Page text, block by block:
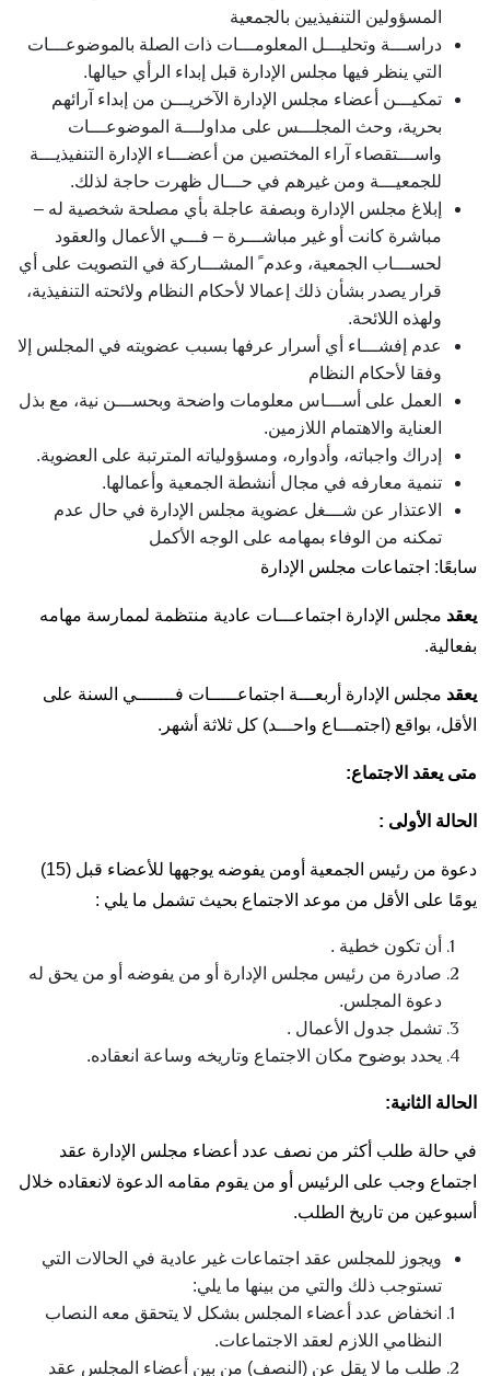
المسؤولين التنفيذيين بالجمعية
دراســـة وتحليـــل المعلومـــات ذات الصلة بالموضوعـــات
التي ينظر فيها مجلس الإدارة قبل إبداء الرأي حيالها.
تمكيـــن أعضاء مجلس الإدارة الآخريـــن من إبداء آرائهم
بحرية، وحث المجلـــس على مداولـــة الموضوعـــات
واســـتقصاء آراء المختصين من أعضـــاء الإدارة التنفيذيـــة
للجمعيـــة ومن غيرهم في حـــال ظهرت حاجة لذلك.
إبلاغ مجلس الإدارة وبصفة عاجلة بأي مصلحة شخصية له –
مباشرة كانت أو غير مباشـــرة – فـــي الأعمال والعقود
لحســـاب الجمعية، وعدم ً المشـــاركة في التصويت على أي
قرار يصدر بشأن ذلك إعمالا لأحكام النظام ولائحته التنفيذية،
ولهذه اللائحة.
عدم إفشـــاء أي أسرار عرفها بسبب عضويته في المجلس إلا
وفقا لأحكام النظام
العمل على أســـاس معلومات واضحة وبحســـن نية، مع بذل
العناية والاهتمام اللازمين.
إدراك واجباته، وأدواره، ومسؤولياته المترتبة على العضوية.
تنمية معارفه في مجال أنشطة الجمعية وأعمالها.
الاعتذار عن شـــغل عضوية مجلس الإدارة في حال عدم
تمكنه من الوفاء بمهامه على الوجه الأكمل
سابعًا: اجتماعات مجلس الإدارة
يعقد مجلس الإدارة اجتماعـــات عادية منتظمة لممارسة مهامه
بفعالية.
يعقد مجلس الإدارة أربعـــة اجتماعـــــات فـــــــي السنة على
الأقل، بواقع (اجتمـــاع واحـــد) كل ثلاثة أشهر.
متى يعقد الاجتماع:
الحالة الأولى :
دعوة من رئيس الجمعية أومن يفوضه يوجهها للأعضاء قبل (15)
يومًا على الأقل من موعد الاجتماع بحيث تشمل ما يلي :
أن تكون خطية .
صادرة من رئيس مجلس الإدارة أو من يفوضه أو من يحق له
دعوة المجلس.
تشمل جدول الأعمال .
يحدد بوضوح مكان الاجتماع وتاريخه وساعة انعقاده.
الحالة الثانية:
في حالة طلب أكثر من نصف عدد أعضاء مجلس الإدارة عقد
اجتماع وجب على الرئيس أو من يقوم مقامه الدعوة لانعقاده خلال
أسبوعين من تاريخ الطلب.
ويجوز للمجلس عقد اجتماعات غير عادية في الحالات التي
تستوجب ذلك والتي من بينها ما يلي:
انخفاض عدد أعضاء المجلس بشكل لا يتحقق معه النصاب
النظامي اللازم لعقد الاجتماعات.
طلب ما لا يقل عن (النصف) من بين أعضاء المجلس عقد